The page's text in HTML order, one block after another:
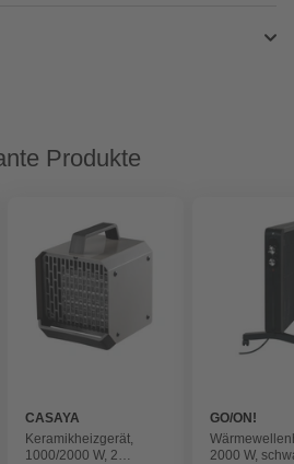
Produkte
CASAYA
Keramikheizgerät,
1000/2000 W, 2
GO/ON!
2000 W,